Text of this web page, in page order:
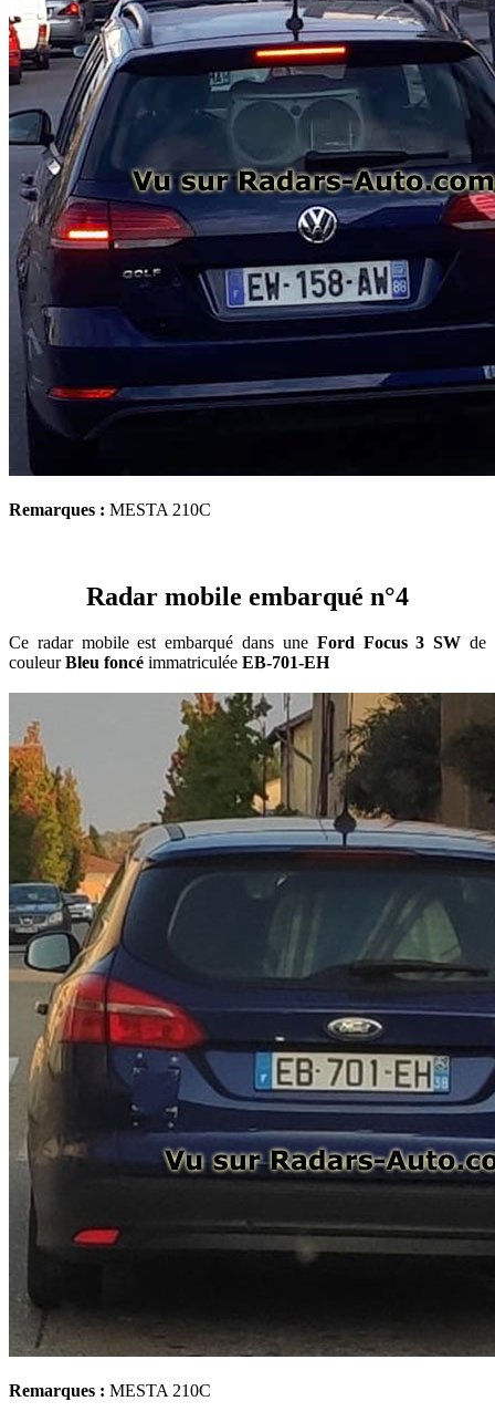
Remarques : MESTA 210C
Radar mobile embarqué n°4
Ce radar mobile est embarqué dans une Ford Focus 3 SW de
couleurBleu foncé immatriculée EB-701-EH
Remarques : MESTA 210C